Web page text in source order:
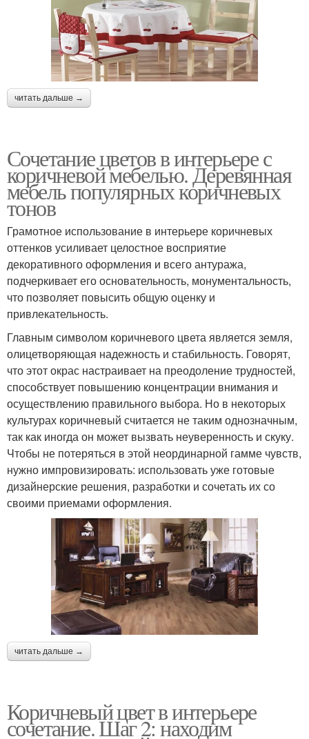
читать дальше →
Сочетание цветов в интерьере с
коричневой мебелью. Деревянная
мебель популярных коричневых
тонов
Грамотное использование в интерьере коричневых
оттенков усиливает целостное восприятие
декоративного оформления и всего антуража,
подчеркивает его основательность, монументальность,
что позволяет повысить общую оценку и
привлекательность.
Главным символом коричневого цвета является земля,
олицетворяющая надежность и стабильность. Говорят,
что этот окрас настраивает на преодоление трудностей,
способствует повышению концентрации внимания и
осуществлению правильного выбора. Но в некоторых
культурах коричневый считается не таким однозначным,
так как иногда он может вызвать неуверенность и скуку.
Чтобы не потеряться в этой неординарной гамме чувств,
нужно импровизировать: использовать уже готовые
дизайнерские решения, разработки и сочетать их со
своими приемами оформления.
читать дальше →
Коричневый цвет в интерьере
сочетание. Шаг 2: находим